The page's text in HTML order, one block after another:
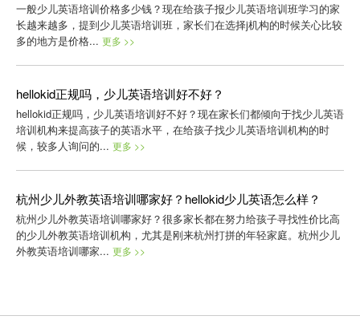
一般少儿英语培训价格多少钱？现在给孩子报少儿英语培训班学习的家
长越来越多，提到少儿英语培训班，家长们在选择j机构的时候关心比较
多的地方是价格... 更多 >>
hellokid正规吗，少儿英语培训好不好？
hellokid正规吗，少儿英语培训好不好？现在家长们都倾向于找少儿英语
培训机构来提高孩子的英语水平，在给孩子找少儿英语培训机构的时
候，较多人询问的... 更多 >>
杭州少儿外教英语培训哪家好？hellokid少儿英语怎么样？
杭州少儿外教英语培训哪家好？很多家长都在努力给孩子寻找性价比高
的少儿外教英语培训机构，尤其是刚来杭州打拼的年轻家庭。杭州少儿
外教英语培训哪家... 更多 >>